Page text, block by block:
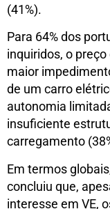
(41%).
Para 64% dos
inquiridos, o
maior
de um carro
autonomia
insuficiente
carregamento
Em termos
concluiu que,
interesse em VE,